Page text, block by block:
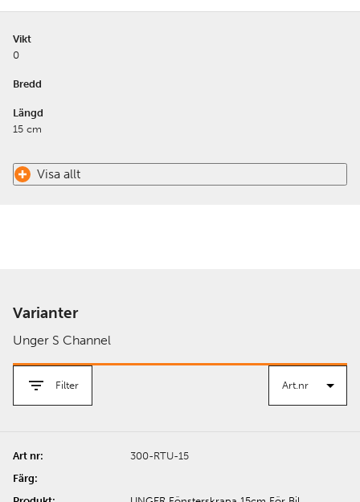
Vikt
0
Bredd
Längd
15 cm
Visa allt
Varianter
Unger S Channel
Filter
300-RTU-15